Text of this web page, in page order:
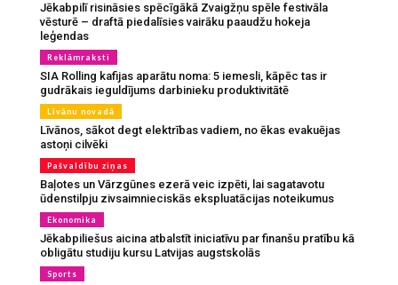
Jēkabpilī risināsies spēcīgākā Zvaigžņu spēle festivāla
vēsturē – draftā piedalīsies vairāku paaudžu hokeja
leģendas
Reklāmraksti
SIA Rolling kafijas aparātu noma: 5 iemesli, kāpēc tas ir
gudrākais ieguldījums darbinieku produktivitātē
Līvānu novadā
Līvānos, sākot degt elektrības vadiem, no ēkas evakuējas
astoņi cilvēki
Pašvaldību ziņas
Baļotes un Vārzgūnes ezerā veic izpēti, lai sagatavotu
ūdenstilpju zivsaimnieciskās ekspluatācijas noteikumus
Ekonomika
Jēkabpiliešus aicina atbalstīt iniciatīvu par finanšu pratību kā
obligātu studiju kursu Latvijas augstskolās
Sports